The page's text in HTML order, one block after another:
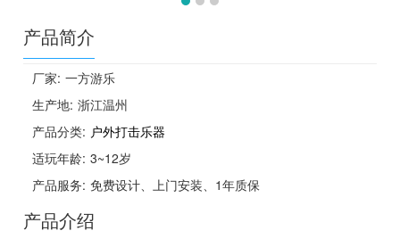
产品简介
厂家: 一方游乐
生产地: 浙江温州
产品分类: 户外打击乐器
适玩年龄: 3~12岁
产品服务: 免费设计、上门安装、1年质保
产品介绍